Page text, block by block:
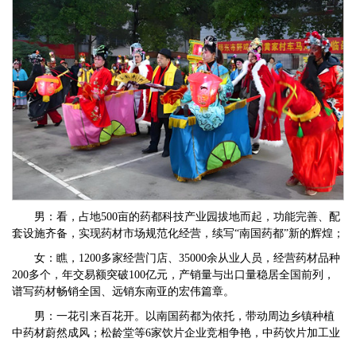
男：看，占地500亩的药都科技产业园拔地而起，功能完善、配
套设施齐备，实现药材市场规范化经营，续写“南国药都”新的辉煌；
女：瞧，1200多家经营门店、35000余从业人员，经营药材品种
200多个，年交易额突破100亿元，产销量与出口量稳居全国前列，
谱写药材畅销全国、远销东南亚的宏伟篇章。
男：一花引来百花开。以南国药都为依托，带动周边乡镇种植
中药材蔚然成风；松龄堂等6家饮片企业竞相争艳，中药饮片加工业